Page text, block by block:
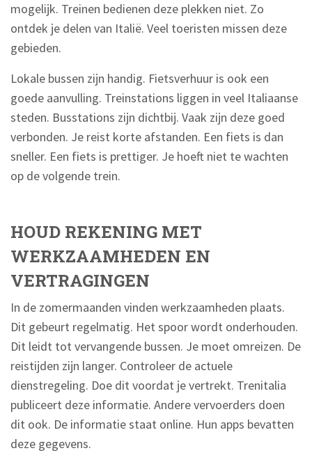
mogelijk. Treinen bedienen deze plekken niet. Zo
ontdek je delen van Italië. Veel toeristen missen deze
gebieden.
Lokale bussen zijn handig. Fietsverhuur is ook een
goede aanvulling. Treinstations liggen in veel Italiaanse
steden. Busstations zijn dichtbij. Vaak zijn deze goed
verbonden. Je reist korte afstanden. Een fiets is dan
sneller. Een fiets is prettiger. Je hoeft niet te wachten
op de volgende trein.
HOUD REKENING MET
WERKZAAMHEDEN EN
VERTRAGINGEN
In de zomermaanden vinden werkzaamheden plaats.
Dit gebeurt regelmatig. Het spoor wordt onderhouden.
Dit leidt tot vervangende bussen. Je moet omreizen. De
reistijden zijn langer. Controleer de actuele
dienstregeling. Doe dit voordat je vertrekt. Trenitalia
publiceert deze informatie. Andere vervoerders doen
dit ook. De informatie staat online. Hun apps bevatten
deze gegevens.